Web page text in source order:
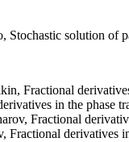
Stochastic solution of
Fractional
in the phase
Fractional
Fractional derivatives